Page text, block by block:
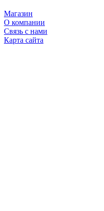
Магазин
О компании
Связь с нами
Карта сайта